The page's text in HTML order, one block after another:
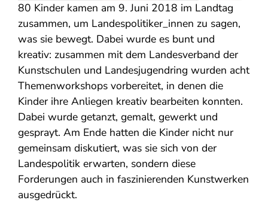
80 Kinder kamen am 9. Juni 2018 im Landtag
zusammen, um Landespolitiker_innen zu sagen,
was sie bewegt. Dabei wurde es bunt und
kreativ: zusammen mit dem Landesverband der
Kunstschulen und Landesjugendring wurden acht
Themenworkshops vorbereitet, in denen die
Kinder ihre Anliegen kreativ bearbeiten konnten.
Dabei wurde getanzt, gemalt, gewerkt und
gesprayt. Am Ende hatten die Kinder nicht nur
gemeinsam diskutiert, was sie sich von der
Landespolitik erwarten, sondern diese
Forderungen auch in faszinierenden Kunstwerken
ausgedrückt.